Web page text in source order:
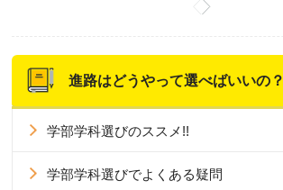
進路はどうやって選べばいいの？
学部学科選びのススメ!!
学部学科選びでよくある疑問